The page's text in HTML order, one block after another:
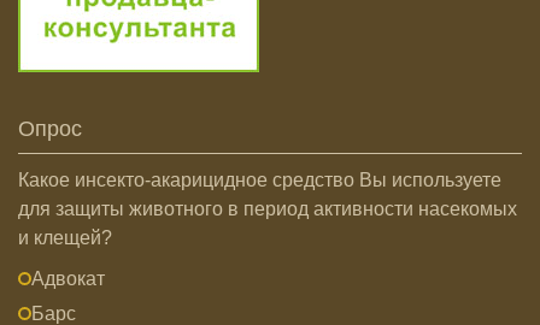
Опрос
Какое инсекто-акарицидное средство Вы используете
для защиты животного в период активности насекомых
и клещей?
Адвокат
Барс